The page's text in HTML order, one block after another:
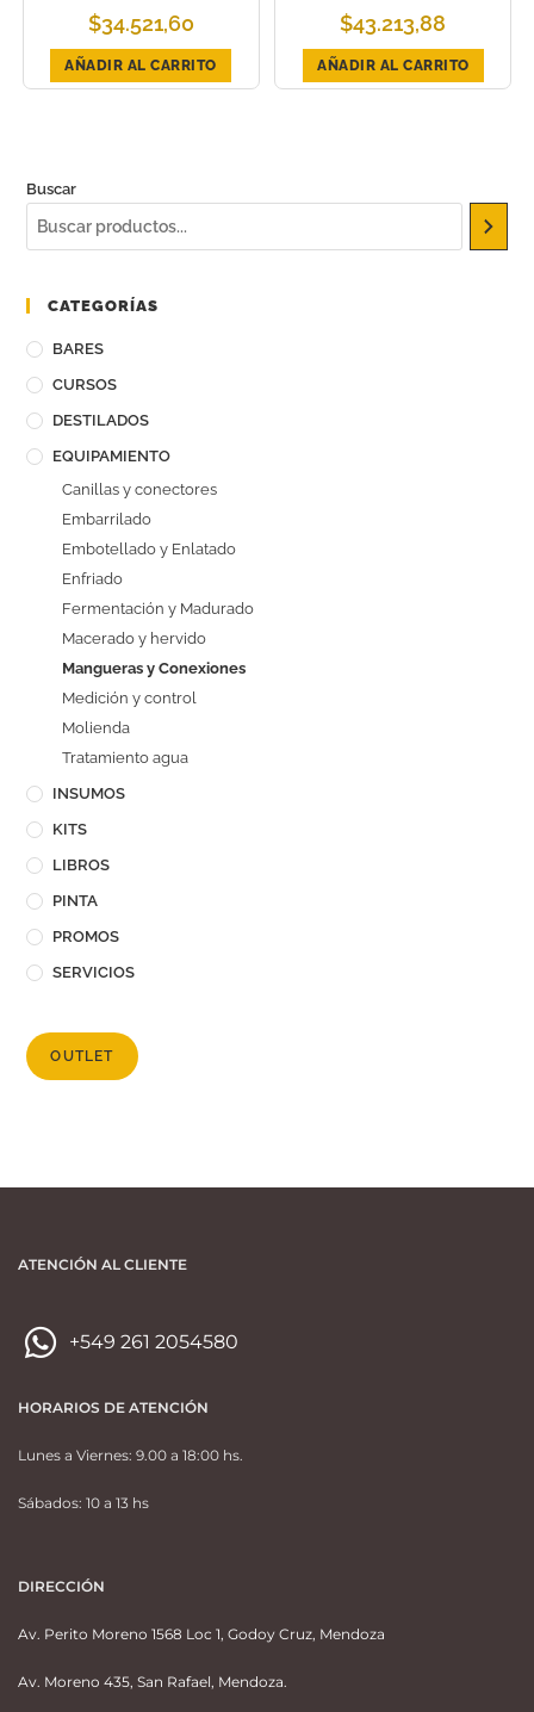
$34.521,60
AÑADIR AL CARRITO
$43.213,88
AÑADIR AL CARRITO
Buscar
CATEGORÍAS
BARES
CURSOS
DESTILADOS
EQUIPAMIENTO
Canillas y conectores
Embarrilado
Embotellado y Enlatado
Enfriado
Fermentación y Madurado
Macerado y hervido
Mangueras y Conexiones
Medición y control
Molienda
Tratamiento agua
INSUMOS
KITS
LIBROS
PINTA
PROMOS
SERVICIOS
OUTLET
ATENCIÓN AL CLIENTE
+549 261 2054580
HORARIOS DE ATENCIÓN
Lunes a Viernes: 9.00 a 18:00 hs.
Sábados: 10 a 13 hs
DIRECCIÓN
Av. Perito Moreno 1568 Loc 1, Godoy Cruz, Mendoza
Av. Moreno 435, San Rafael, Mendoza.